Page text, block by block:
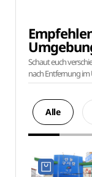
Schaut euch
nach Entfernung
Alle